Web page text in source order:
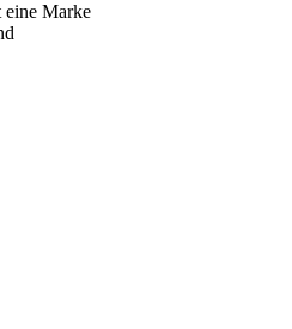
Marke